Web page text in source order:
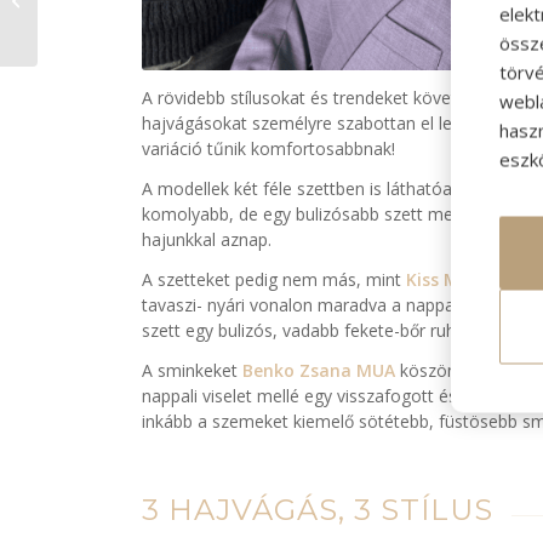
A rövidebb stílusokat és trendeket követve a
hajvágásokat személyre szabottan el lehet
variáció tűnik komfortosabbnak!
A modellek két féle szettben is láthatóak, hogy
komolyabb, de egy bulizósabb szett mellé is jó
hajunkkal aznap.
A szetteket pedig nem más, mint Kiss Márk
tavaszi- nyári vonalon maradva a nappali szett
szett egy bulizós, vadabb fekete-bőr
A sminkeket Benko Zsana MUA köszönhetjük aki
nappali viselet mellé egy visszafogott és letisztult
inkább a szemeket kiemelő sötétebb, füstösebb
3 HAJVÁGÁS, 3 STÍLUS